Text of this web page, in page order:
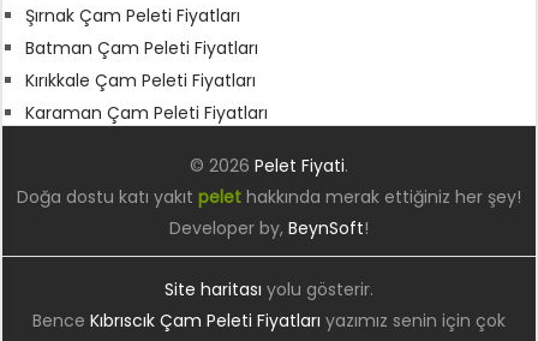
Şırnak Çam Peleti Fiyatları
Batman Çam Peleti Fiyatları
Kırıkkale Çam Peleti Fiyatları
Karaman Çam Peleti Fiyatları
© 2026 Pelet Fiyati.
Doğa dostu katı yakıt pelethakkında merak ettiğiniz her şey!
Developer by, BeynSoft!
Site haritası yolu gösterir.
Bence Kıbrıscık Çam Peleti Fiyatları yazımız senin için çok